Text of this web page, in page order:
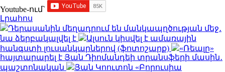
Youtube-ում`
Լրահոս
Դերասանին մեղադրում են մանկապղծության մեջ․
նա ձերբակալվել է
Ալսուն կիսվել է ամառային
հանգստի լուսանկարներով (ֆոտոշարք)
«Ռեալը»
հայտարարել է Յան Դիոմանդեի տրանսֆերի մասին․
պաշտոնական
Յան Կոուտոն «Բորուսիա